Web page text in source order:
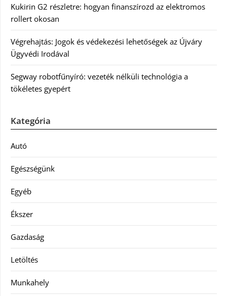
Kukirin G2 részletre: hogyan finanszírozd az elektromos
rollert okosan
Végrehajtás: Jogok és védekezési lehetőségek az Újváry
Ügyvédi Irodával
Segway robotfűnyíró: vezeték nélküli technológia a
tökéletes gyepért
Kategória
Autó
Egészségünk
Egyéb
Ékszer
Gazdaság
Letöltés
Munkahely